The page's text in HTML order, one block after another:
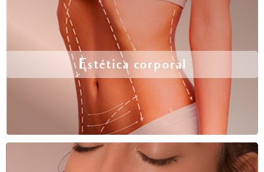
Estética corporal